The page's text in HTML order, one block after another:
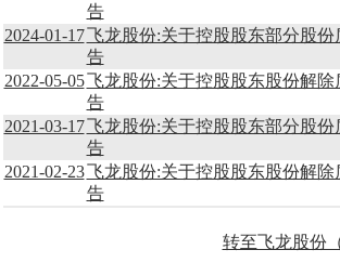
告
2024-01-17飞龙股份:关于控股股东部分股份
告
2022-05-05飞龙股份:关于控股股东股份解除
告
2021-03-17飞龙股份:关于控股股东部分股份
告
2021-02-23飞龙股份:关于控股股东股份解除
告
转至飞龙股份